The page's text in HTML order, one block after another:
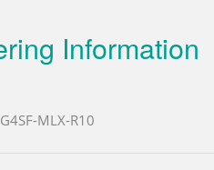
Information
MLX-R10